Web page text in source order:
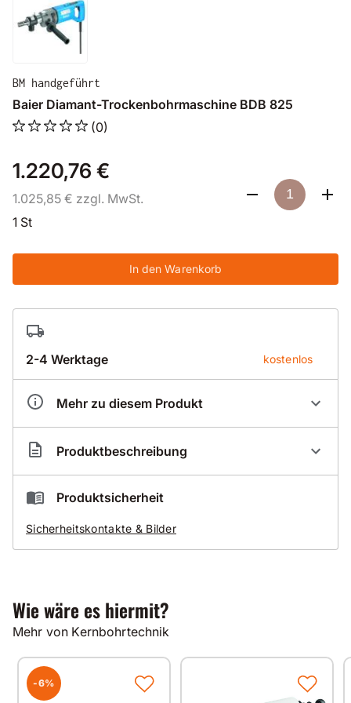
BM handgeführt
Baier Diamant-Trockenbohrmaschine BDB 825
(0)
1.220,76 €
1.025,85 € zzgl. MwSt.
1 St
In den Warenkorb
2-4 Werktage kostenlos
Mehr zu diesem Produkt
Artikelnummer BA400000
Produktbeschreibung
Baier Diamant-Trockenbohrmaschine BDB 825
ohne Ausbrüche von Ø 60 mm bis 160 mm
Arbeitsfortschritt in harten Materialien und fördert
das Bohrmehl von den Diamantsegmenten weg
Schneller Wechsel zu wirkungsvollem und
staubfreien Dosensenken mit 1 1/4 UNC-Anschluss
Integrierte Wasserwage zur Ausrichtung der
Maschine
Produktsicherheit
Sicherheitskontakte & Bilder
Wie wäre es hiermit?
Mehr von Kernbohrtechnik
-6%